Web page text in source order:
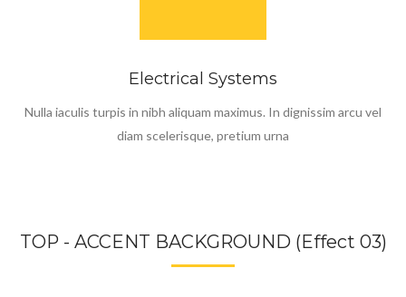
Electrical Systems
Nulla iaculis turpis in nibh aliquam maximus. In dignissim arcu vel
diam scelerisque, pretium urna
TOP - ACCENT BACKGROUND (Effect 03)